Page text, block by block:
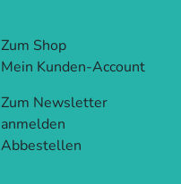
Zum Shop
Mein Kunden-Account
Zum Newsletter
anmelden
Abbestellen